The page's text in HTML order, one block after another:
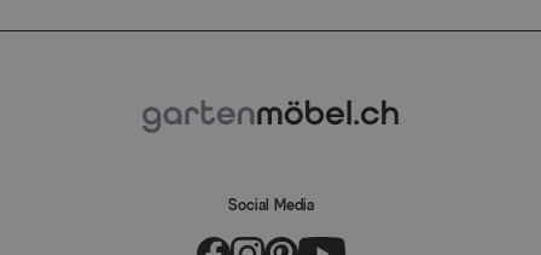
Social Media